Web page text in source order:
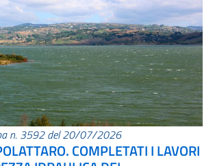
n. 3592 del 20/07/2026
COMPLETATI I LAVORI